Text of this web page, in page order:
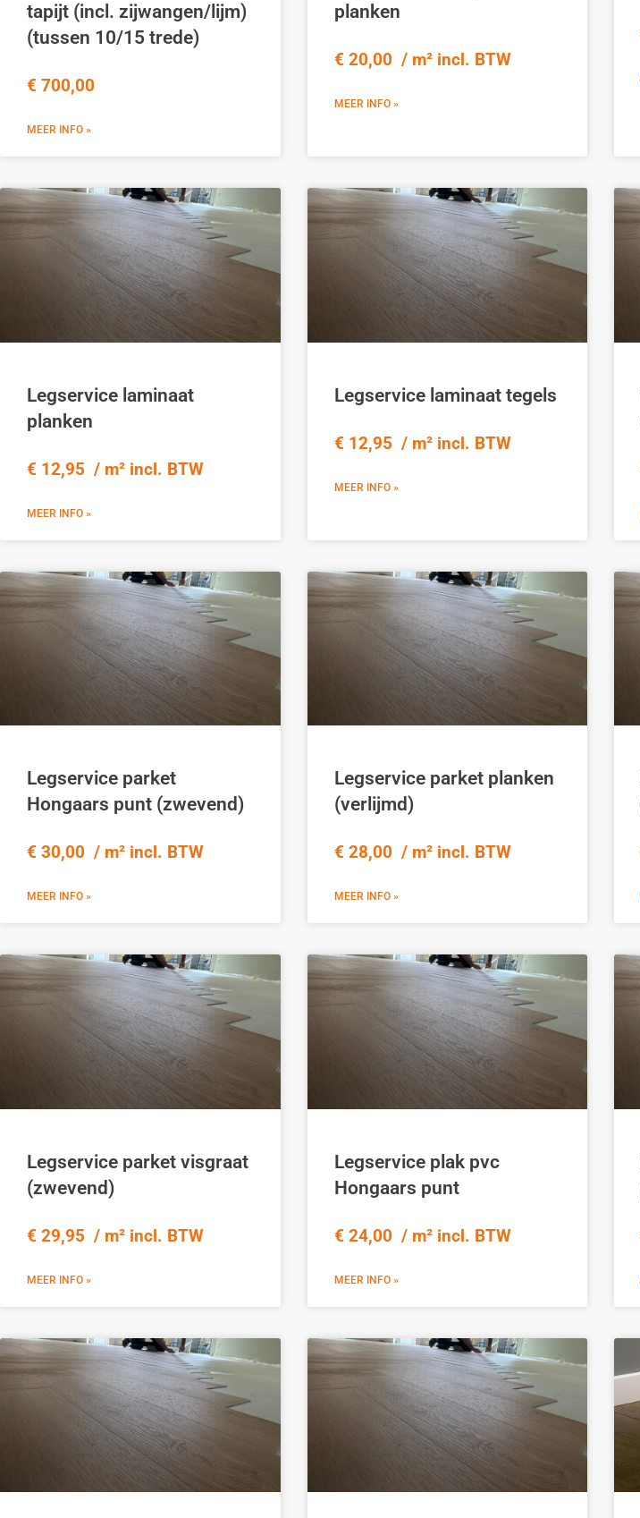
tapijt (incl. zijwangen/lijm)
(tussen 10/15 trede)
€ 700,00
MEER INFO »
planken
€ 20,00 / m² incl. BTW
MEER INFO »
Legservice laminaat
planken
€ 12,95 / m² incl. BTW
MEER INFO »
Legservice laminaat tegels
€ 12,95 / m² incl. BTW
MEER INFO »
Legservice parket
Hongaars punt (zwevend)
€ 30,00 / m² incl. BTW
MEER INFO »
Legservice parket planken
(verlijmd)
€ 28,00 / m² incl. BTW
MEER INFO »
Legservice parket visgraat
(zwevend)
€ 29,95 / m² incl. BTW
MEER INFO »
Legservice plak pvc
Hongaars punt
€ 24,00 / m² incl. BTW
MEER INFO »